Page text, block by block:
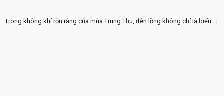
Trong không khí rộn ràng của mùa Trung Thu, đèn lồng không chỉ là biểu ...